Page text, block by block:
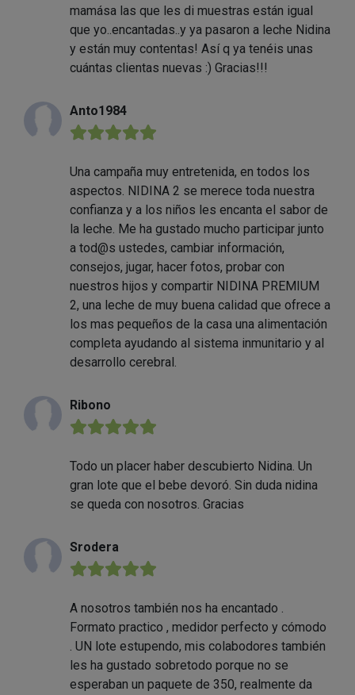
mamása las que les di muestras están igual
que yo..encantadas..y ya pasaron a leche Nidina
y están muy contentas! Así q ya tenéis unas
cuántas clientas nuevas :) Gracias!!!
Anto1984
★★★★★
Una campaña muy entretenida, en todos los
aspectos. NIDINA 2 se merece toda nuestra
confianza y a los niños les encanta el sabor de
la leche. Me ha gustado mucho participar junto
a tod@s ustedes, cambiar información,
consejos, jugar, hacer fotos, probar con
nuestros hijos y compartir NIDINA PREMIUM
2, una leche de muy buena calidad que ofrece a
los mas pequeños de la casa una alimentación
completa ayudando al sistema inmunitario y al
desarrollo cerebral.
Ribono
★★★★★
Todo un placer haber descubierto Nidina. Un
gran lote que el bebe devoró. Sin duda nidina
se queda con nosotros. Gracias
Srodera
★★★★★
A nosotros también nos ha encantado .
Formato practico , medidor perfecto y cómodo
. UN lote estupendo, mis colabodores también
les ha gustado sobretodo porque no se
esperaban un paquete de 350, realmente da